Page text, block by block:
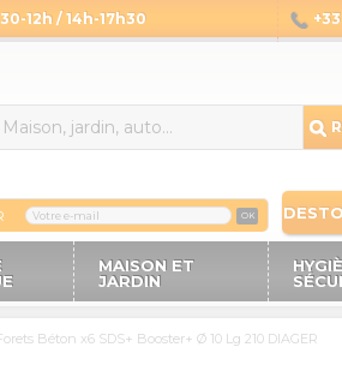
12h / 14h-17h30
OK
MAISON ET
JARDIN
Béton x6 SDS+ Booster+ Ø 10 Lg 210 DIAGER